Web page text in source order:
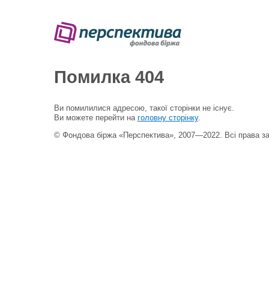
Помилка 404
Ви помилилися адресою, такої сторінки не існує.
Ви можете перейти на головну сторінку.
© Фондова біржа «Перспектива», 2007—2022. Всі права